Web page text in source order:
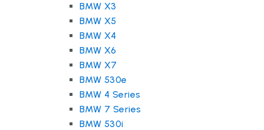
BMW X3
BMW X5
BMW X4
BMW X6
BMW X7
BMW 530e
BMW 4 Series
BMW 7 Series
BMW 530i